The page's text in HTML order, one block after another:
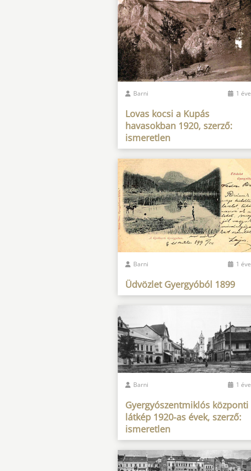
Barni 1 éve
Lovas kocsi a Kupás
havasokban 1920, szerző:
ismeretlen
Barni 1 éve
Üdvözlet Gyergyóból 1899
Barni 1 éve
Gyergyószentmiklós központi
látkép 1920-as évek, szerző:
ismeretlen